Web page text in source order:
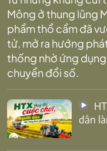
Mông ở thung lũng
phẩm thổ cẩm đã
tử, mở ra hướng
thống nhờ ứng
chuyển đổi số.
dân